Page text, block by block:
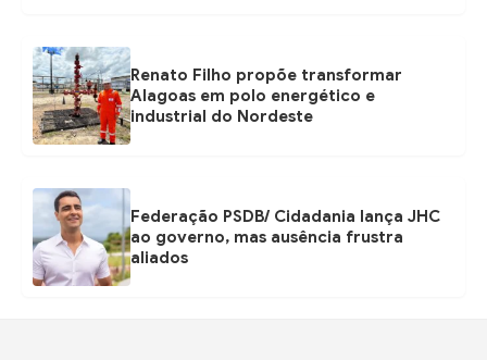
Renato Filho propõe transformar
Alagoas em polo energético e
industrial do Nordeste
Federação PSDB/ Cidadania lança JHC
ao governo, mas ausência frustra
aliados